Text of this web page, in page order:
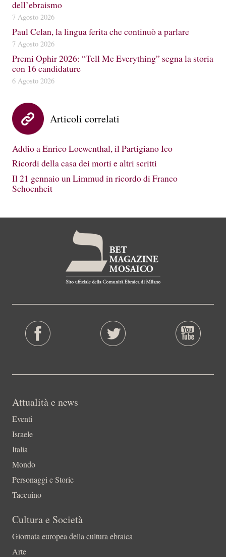
dell’ebraismo
7 Agosto 2026
Paul Celan, la lingua ferita che continuò a parlare
7 Agosto 2026
Premi Ophir 2026: “Tell Me Everything” segna la storia
con 16 candidature
6 Agosto 2026
Articoli correlati
Addio a Enrico Loewenthal, il Partigiano Ico
Ricordi della casa dei morti e altri scritti
Il 21 gennaio un Limmud in ricordo di Franco
Schoenheit
Attualità e news
Eventi
Israele
Italia
Mondo
Personaggi e Storie
Taccuino
Cultura e Società
Giornata europea della cultura ebraica
Arte